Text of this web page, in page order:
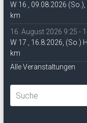
W 16 , 09.08.2026
km
16. August 2026 9:25 -
W 17 , 16.8.2026, (So.)
km
Alle Veranstaltungen